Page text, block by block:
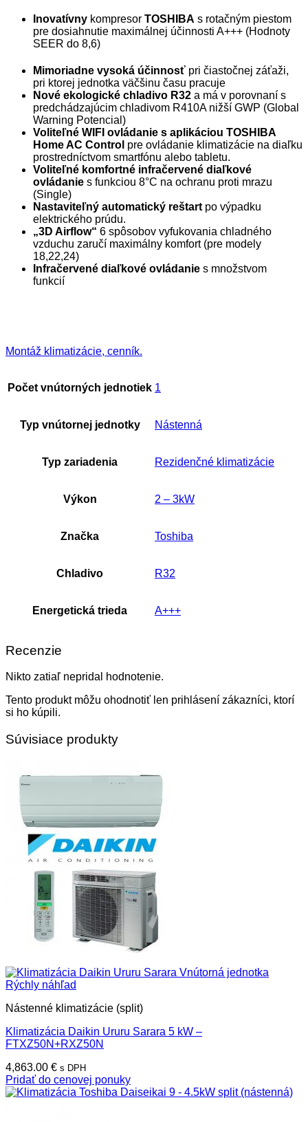
Inovatívny kompresor TOSHIBA s rotačným piestom
pre dosiahnutie maximálnej účinnosti A+++ (Hodnoty
SEER do 8,6)
Mimoriadne vysoká účinnosť pri čiastočnej záťaži,
pri ktorej jednotka väčšinu času pracuje
Nové ekologické chladivo R32 a má v porovnaní s
predchádzajúcim chladivom R410A nižší GWP (Global
Warning Potencial)
Voliteľné WIFI ovládanie s aplikáciou TOSHIBA
Home AC Control pre ovládanie klimatizácie na diaľku
prostredníctvom smartfónu alebo tabletu.
Voliteľné komfortné infračervené diaľkové
ovládanie s funkciou 8°C na ochranu proti mrazu
(Single)
Nastaviteľný automatický reštart po výpadku
elektrického prúdu.
„3D Airflow“ 6 spôsobov vyfukovania chladného
vzduchu zaručí maximálny komfort (pre modely
18,22,24)
Infračervené diaľkové ovládanie s množstvom
funkcií
Montáž klimatizácie, cenník.
Počet vnútorných jednotiek 1
Typ vnútornej jednotky Nástenná
Typ zariadenia Rezidenčné klimatizácie
Výkon 2 – 3kW
Značka Toshiba
Chladivo R32
Energetická trieda A+++
Recenzie
Nikto zatiaľ nepridal hodnotenie.
Tento produkt môžu ohodnotiť len prihlásení zákazníci, ktorí
si ho kúpili.
Súvisiace produkty
Rýchly náhľad
Nástenné klimatizácie (split)
Klimatizácia Daikin Ururu Sarara 5 kW –
FTXZ50N+RXZ50N
4,863.00 € s DPH
Pridať do cenovej ponuky